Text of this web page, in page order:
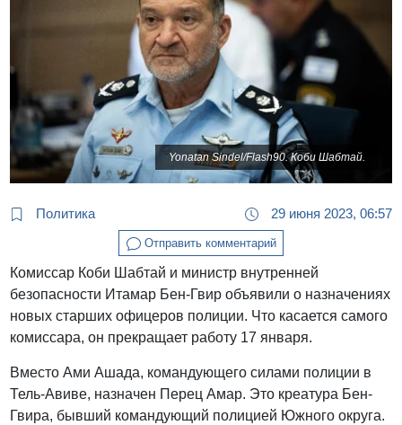
Yonatan Sindel/Flash90. Коби Шабтай.
Политика 29 июня 2023, 06:57
Отправить комментарий
Комиссар Коби Шабтай и министр внутренней
безопасности Итамар Бен-Гвир объявили о назначениях
новых старших офицеров полиции. Что касается самого
комиссара, он прекращает работу 17 января.
Вместо Ами Ашада, командующего силами полиции в
Тель-Авиве, назначен Перец Амар. Это креатура Бен-
Гвира, бывший командующий полицией Южного округа.